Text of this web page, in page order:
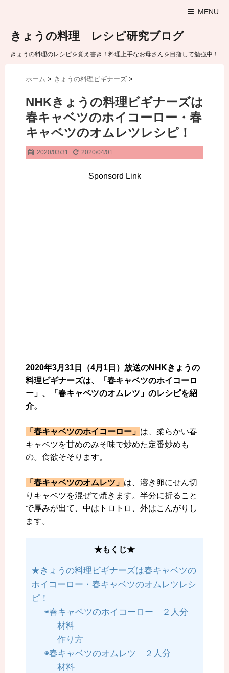
MENU
きょうの料理 レシピ研究ブログ
きょうの料理のレシピを覚え書き！料理上手なお母さんを目指して勉強中！
ホーム > きょうの料理ビギナーズ >
NHKきょうの料理ビギナーズは
春キャベツのホイコーロー・春
キャベツのオムレツレシピ！
2020/03/31 2020/04/01
Sponsord Link
2020年3月31日（4月1日）放送のNHKきょうの
料理ビギナーズは、「春キャベツのホイコーロ
ー」、「春キャベツのオムレツ」のレシピを紹
介。
「春キャベツのホイコーロー」 は、柔らかい春
キャベツを甘めのみそ味で炒めた定番炒めも
の。食欲そそります。
「春キャベツのオムレツ」 は、溶き卵にせん切
りキャベツを混ぜて焼きます。半分に折ること
で厚みが出て、中はトロトロ、外はこんがりし
ます。
★もくじ★
★きょうの料理ビギナーズは春キャベツの
ホイコーロー・春キャベツのオムレツレシ
ピ！
◉春キャベツのホイコーロー ２人分
材料
作り方
◉春キャベツのオムレツ ２人分
材料